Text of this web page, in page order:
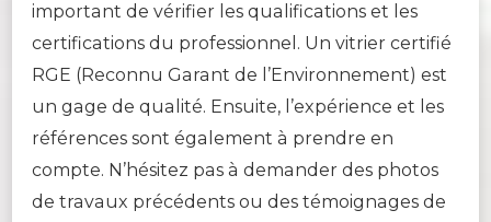
important de vérifier les qualifications et les
certifications du professionnel. Un vitrier certifié
RGE (Reconnu Garant de l’Environnement) est
un gage de qualité. Ensuite, l’expérience et les
références sont également à prendre en
compte. N’hésitez pas à demander des photos
de travaux précédents ou des témoignages de